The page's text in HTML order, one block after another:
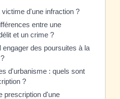
d'une infraction ?
entre une
et un crime ?
engager des poursuites à la
d'urbanisme : quels sont
?
prescription d'une